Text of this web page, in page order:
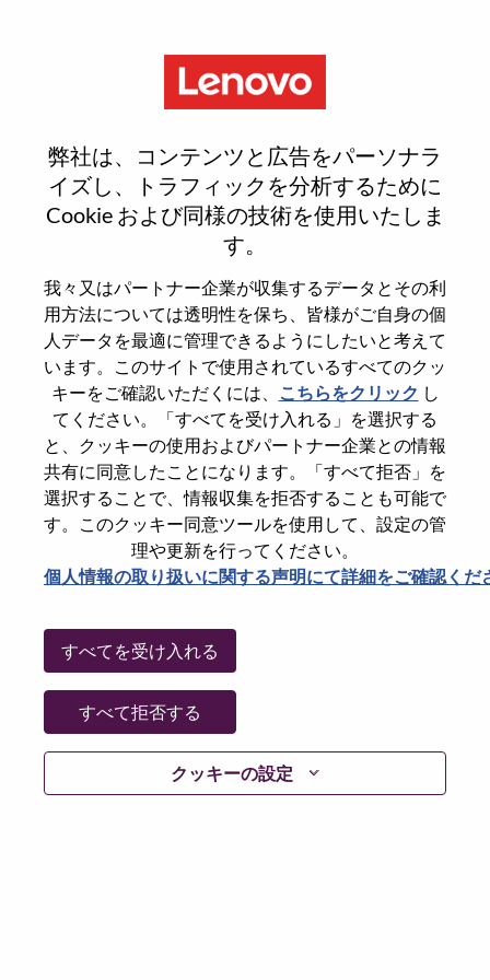
弊社は、コンテンツと広告をパーソナラ
イズし、トラフィックを分析するために
Cookie および同様の技術を使用いたしま
す。
我々又はパートナー企業が収集するデータとその利
用方法については透明性を保ち、皆様がご自身の個
人データを最適に管理できるようにしたいと考えて
います。このサイトで使用されているすべてのクッ
キーをご確認いただくには、
こちらをクリック し
てください。「すべてを受け入れる」を選択する
と、クッキーの使用およびパートナー企業との情報
共有に同意したことになります。「すべて拒否」を
選択することで、情報収集を拒否することも可能で
す。このクッキー同意ツールを使用して、設定の管
理や更新を行ってください。
個人情報の取り扱いに関する声明にて詳細をご確認くだ
クッキーの設定
すべてを受け入れる
すべて拒否する
Reset password
本当にパスワードをリセットします
Enter the email address associated with your
account, then click "Continue".
パスワードをリセットするためにリンクを
emailに送ります
パスワードをリセットください
E-mail*
Go Back
Lenovo.com